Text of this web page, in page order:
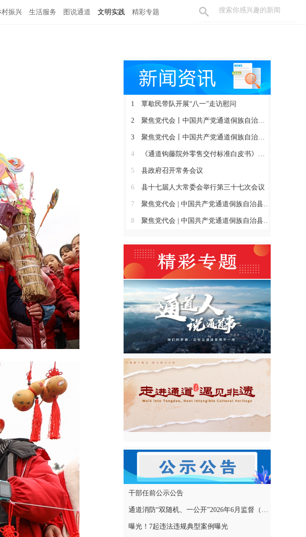
村振兴 生活服务 图说通道 文明实践 精彩专题
1 覃歇民带队开展“八一”走访慰问
2 聚焦党代会丨中国共产党通道侗族自治县第十四届委员会召开第一次全体会议
3 聚焦党代会丨中国共产党通道侗族自治县第十四次代表大会胜利闭幕
4 《通道钩藤院外零售交付标准白皮书》正式发布
5 县政府召开常务会议
6 县十七届人大常委会举行第三十七次会议
7 聚焦党代会 | 中国共产党通道侗族自治县第十四次代表大会开幕
8 聚焦党代会 | 中国共产党通道侗族自治县第十四次代表大会主席团举行第三、四、五、六次会议
干部任前公示公告
通道消防“双随机、一公开”2026年6月监督（专项）抽查结果和2026年7月监督（专项）抽查计划公示
曝光！7起违法违规典型案例曝光